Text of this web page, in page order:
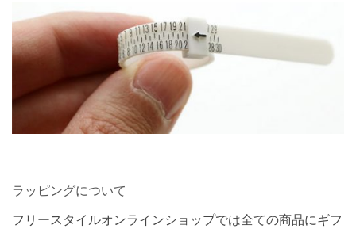
ラッピングについて
フリースタイルオンラインショップでは全ての商品にギフ